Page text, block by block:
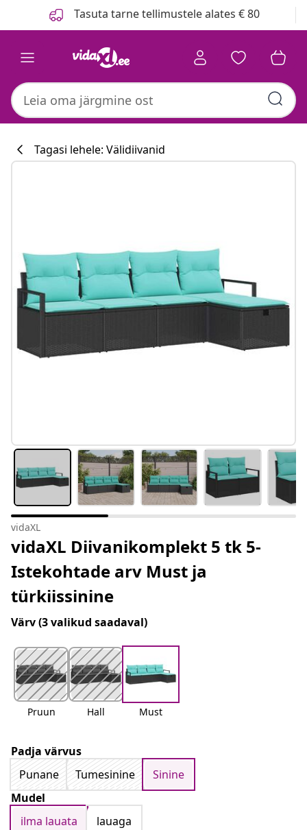
Tasuta tarne tellimustele alates € 80
#sharemevidaxl
Tagasi lehele: Välidiivanid
vidaXL
vidaXL Diivanikomplekt 5 tk 5-
Istekohtade arv Must ja
türkiissinine
Värv(3 valikud saadaval)
Pruun Hall Must
Padja värvus
Punane
Tumesinine
Sinine
Mudel
ilma lauata
lauaga